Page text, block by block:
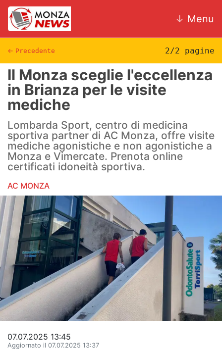
↓ Menu
News
AC Monza
Calcio
Motori
Volley
Hockey
Altri sport
Hockey
Pallanuoto
Pallamano
Altre
News
Turismo
← Precedente 2/2 pagine
Il Monza sceglie l'eccellenza
in Brianza per le visite
mediche
Lombarda Sport, centro di medicina
sportiva partner di AC Monza, offre visite
mediche agonistiche e non agonistiche a
Monza e Vimercate. Prenota online
certificati idoneità sportiva.
AC MONZA
07.07.2025 13:45
Aggiornato il 07.07.2025 13:37